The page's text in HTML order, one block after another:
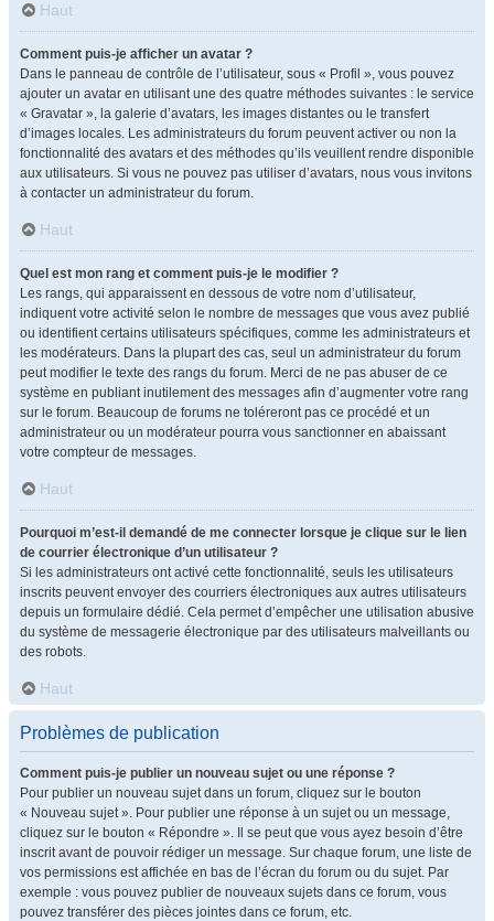
Haut
Comment puis-je afficher un avatar ?
Dans le panneau de contrôle de l’utilisateur, sous « Profil », vous pouvez
ajouter un avatar en utilisant une des quatre méthodes suivantes : le service
« Gravatar », la galerie d’avatars, les images distantes ou le transfert
d’images locales. Les administrateurs du forum peuvent activer ou non la
fonctionnalité des avatars et des méthodes qu’ils veuillent rendre disponible
aux utilisateurs. Si vous ne pouvez pas utiliser d’avatars, nous vous invitons
à contacter un administrateur du forum.
Haut
Quel est mon rang et comment puis-je le modifier ?
Les rangs, qui apparaissent en dessous de votre nom d’utilisateur,
indiquent votre activité selon le nombre de messages que vous avez publié
ou identifient certains utilisateurs spécifiques, comme les administrateurs et
les modérateurs. Dans la plupart des cas, seul un administrateur du forum
peut modifier le texte des rangs du forum. Merci de ne pas abuser de ce
système en publiant inutilement des messages afin d’augmenter votre rang
sur le forum. Beaucoup de forums ne toléreront pas ce procédé et un
administrateur ou un modérateur pourra vous sanctionner en abaissant
votre compteur de messages.
Haut
Pourquoi m’est-il demandé de me connecter lorsque je clique sur le lien
de courrier électronique d’un utilisateur ?
Si les administrateurs ont activé cette fonctionnalité, seuls les utilisateurs
inscrits peuvent envoyer des courriers électroniques aux autres utilisateurs
depuis un formulaire dédié. Cela permet d’empêcher une utilisation abusive
du système de messagerie électronique par des utilisateurs malveillants ou
des robots.
Haut
Problèmes de publication
Comment puis-je publier un nouveau sujet ou une réponse ?
Pour publier un nouveau sujet dans un forum, cliquez sur le bouton
« Nouveau sujet ». Pour publier une réponse à un sujet ou un message,
cliquez sur le bouton « Répondre ». Il se peut que vous ayez besoin d’être
inscrit avant de pouvoir rédiger un message. Sur chaque forum, une liste de
vos permissions est affichée en bas de l’écran du forum ou du sujet. Par
exemple : vous pouvez publier de nouveaux sujets dans ce forum, vous
pouvez transférer des pièces jointes dans ce forum, etc.